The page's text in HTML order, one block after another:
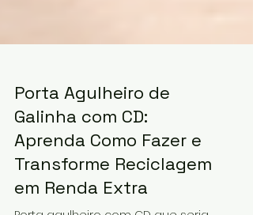
Porta Agulheiro de
Galinha com CD:
Aprenda Como Fazer e